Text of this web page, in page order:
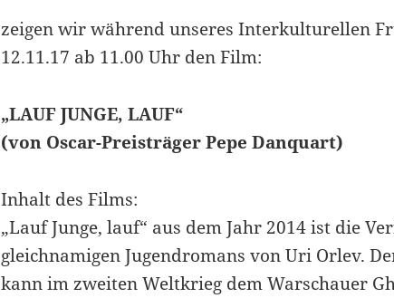
zeigen wir während unseres Interkulturellen
12.11.17 ab 11.00 Uhr den Film:
„LAUF JUNGE, LAUF“
(von Oscar-Preisträger Pepe Danquart)
Inhalt des Films:
„Lauf Junge, lauf“ aus dem Jahr 2014 ist die
gleichnamigen Jugendromans von Uri Orlev.
kann im zweiten Weltkrieg dem Warschauer